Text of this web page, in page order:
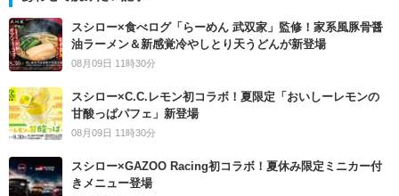
スシロー×食べログ「らーめん 武双家」監修！家系風豚骨醤
油ラーメン＆新感覚冷やしとり天うどんが新登場
08月09日 11時30分
スシロー×C.C.レモン初コラボ！夏限定「おいしーレモンの
甘酸っぱパフェ」新登場
08月09日 11時30分
スシロー×GAZOO Racing初コラボ！夏休み限定ミニカー付
きメニュー登場